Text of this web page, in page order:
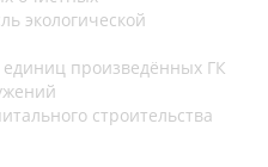
экологической
произведённых ГК
строительства